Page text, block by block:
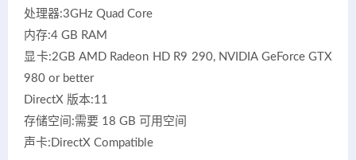
处理器:3GHz Quad Core
内存:4 GB RAM
显卡:2GB AMD Radeon HD R9 290, NVIDIA GeForce GTX
980 or better
DirectX 版本:11
存储空间:需要 18 GB 可用空间
声卡:DirectX Compatible